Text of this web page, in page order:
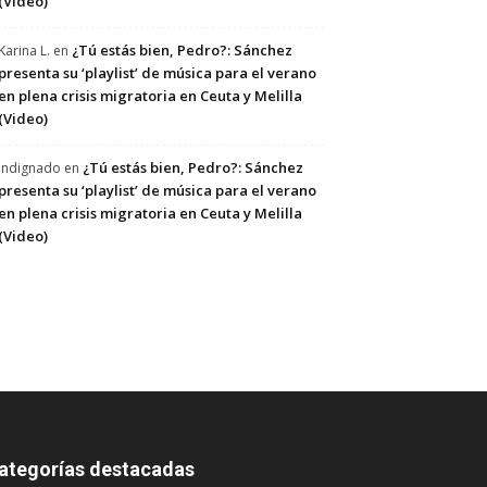
L. en ¿Tú estás bien, Pedro?: Sánchez
su ‘playlist’ de música para el verano
plena crisis migratoria en Ceuta y Melilla
en ¿Tú estás bien, Pedro?: Sánchez
su ‘playlist’ de música para el verano
plena crisis migratoria en Ceuta y Melilla
destacadas